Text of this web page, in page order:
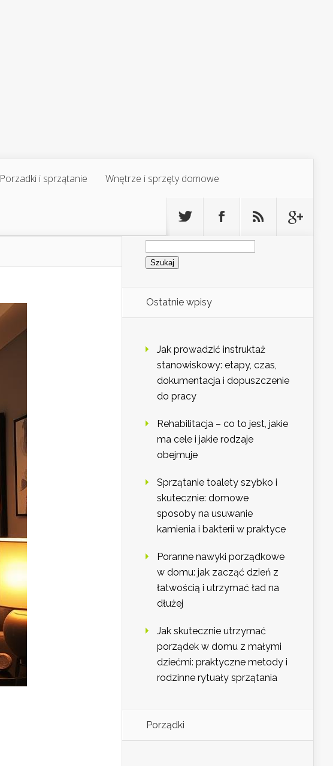
Porzadki i sprzątanie Wnętrze i sprzęty domowe
Szukaj:
Ostatnie wpisy
Jak prowadzić instruktaż
stanowiskowy: etapy, czas,
dokumentacja i dopuszczenie
do pracy
Rehabilitacja – co to jest, jakie
ma cele i jakie rodzaje
obejmuje
Sprzątanie toalety szybko i
skutecznie: domowe
sposoby na usuwanie
kamienia i bakterii w praktyce
Poranne nawyki porządkowe
w domu: jak zacząć dzień z
łatwością i utrzymać ład na
dłużej
Jak skutecznie utrzymać
porządek w domu z małymi
dziećmi: praktyczne metody i
rodzinne rytuały sprzątania
Porządki